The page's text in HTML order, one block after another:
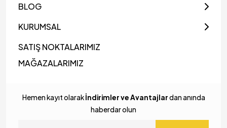
BLOG
KURUMSAL
SATIŞ NOKTALARIMIZ
MAĞAZALARIMIZ
Hemen kayıt olarakİndirimler ve Avantajlardan anında
haberdar olun